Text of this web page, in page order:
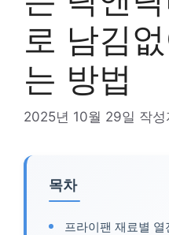
로 남김
는 방법
2025년 10월 29일 작성
목차
프라이팬 재료별 열